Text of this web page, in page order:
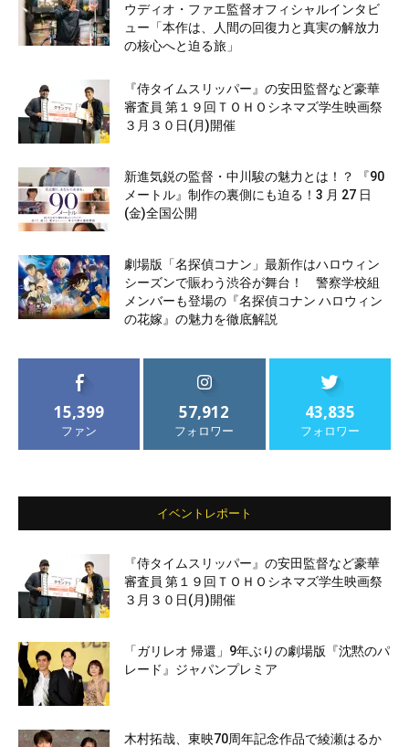
ウディオ・ファエ監督オフィシャルインタビ
ュー「本作は、人間の回復力と真実の解放力
の核心へと迫る旅」
『侍タイムスリッパー』の安田監督など豪華
審査員 第１９回ＴＯＨＯシネマズ学生映画祭
３月３０日(月)開催
新進気鋭の監督・中川駿の魅力とは！？ 『90
メートル』制作の裏側にも迫る！3 月 27 日
(金)全国公開
劇場版「名探偵コナン」最新作はハロウィン
シーズンで賑わう渋谷が舞台！ 警察学校組
メンバーも登場の『名探偵コナン ハロウィン
の花嫁』の魅力を徹底解説
15,399
ファン
57,912
フォロワー
43,835
フォロワー
イベントレポート
『侍タイムスリッパー』の安田監督など豪華
審査員 第１９回ＴＯＨＯシネマズ学生映画祭
３月３０日(月)開催
「ガリレオ 帰還」9年ぶりの劇場版『沈黙のパ
レード』ジャパンプレミア
木村拓哉、東映70周年記念作品で綾瀬はるか